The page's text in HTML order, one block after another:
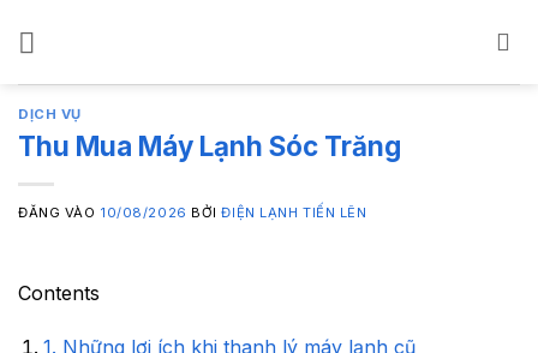
dungDỊCH VỤ
Thu Mua Máy Lạnh Sóc Trăng
ĐĂNG VÀO 10/08/2026 BỞIĐIỆN LẠNH TIẾN LÊN
Contents
1. Những lợi ích khi thanh lý máy lạnh cũ